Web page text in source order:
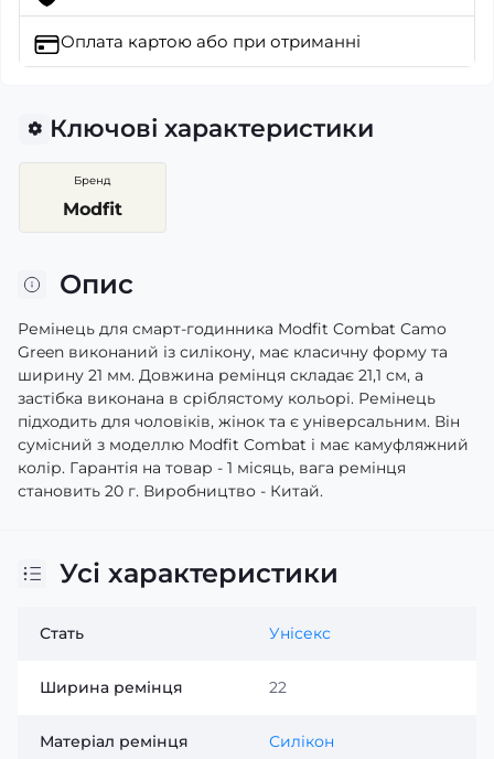
Оплата картою або при отриманні
Ключові характеристики
Бренд
Modfit
Опис
Ремінець для смарт-годинника Modfit Combat Camo
Green виконаний із силікону, має класичну форму та
ширину 21 мм. Довжина ремінця складає 21,1 см, а
застібка виконана в сріблястому кольорі. Ремінець
підходить для чоловіків, жінок та є універсальним. Він
сумісний з моделлю Modfit Combat і має камуфляжний
колір. Гарантія на товар - 1 місяць, вага ремінця
становить 20 г. Виробництво - Китай.
Усі характеристики
Стать Унісекс
Ширина ремінця 22
Матеріал ремінця Силікон